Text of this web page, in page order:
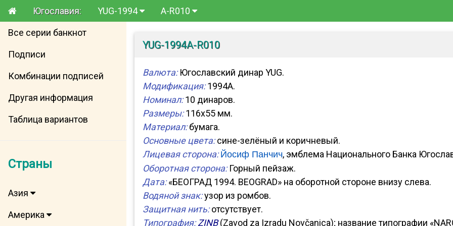
Югославия: YUG-1994 A-R010
Все серии банкнот
Подписи
Комбинации подписей
Другая информация
Таблица вариантов
Страны
Азия
Америка
YUG-1994A-R010
Валюта:Югославский динар YUG.
Модификация:1994A.
Номинал:10 динаров.
Размеры:116x55 мм.
Материал:бумага.
Основные цвета:сине-зелёный и коричневый.
Лицевая сторона: Йосиф Панчич, эмблема Национального Банка
Оборотная сторона:Горный пейзаж.
Дата:«БЕОГРАД 1994. BEOGRAD» на оборотной стороне внизу слева.
Водяной знак:узор из ромбов.
Защитная нить:отсутствует.
Типография:ZINB(Zavod za Izradu Novčanica); название типографии